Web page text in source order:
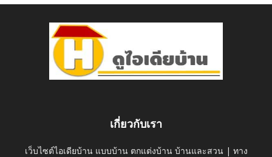
เกี่ยวกับเรา
เว็บไซต์ไอเดียบ้าน แบบบ้าน ตกแต่งบ้าน บ้านและสวน | ทาง